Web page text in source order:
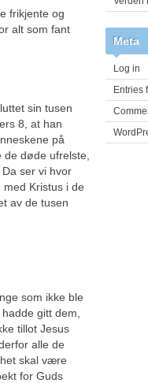
frikjente og
alt som fant
synlig».
8, at han
på
døde ufrelste,
ser vi hvor
Kristus i de
av de tusen
som ikke ble
gitt dem,
tillot Jesus
alle de
skal være
for Guds
Meta
Log in
Entries